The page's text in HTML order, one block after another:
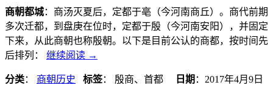
商朝都城：商汤灭夏后，定都于亳（今河南商丘）。商代前期
多次迁都，到盘庚在位时，定都于殷（今河南安阳），并固定
下来，从此商朝也称殷朝。以下是目前公认的商都，按时间先
后排列： 继续阅读 →
分类： 商朝历史 标签： 殷商、首都 日期 ： 2017年4月9日